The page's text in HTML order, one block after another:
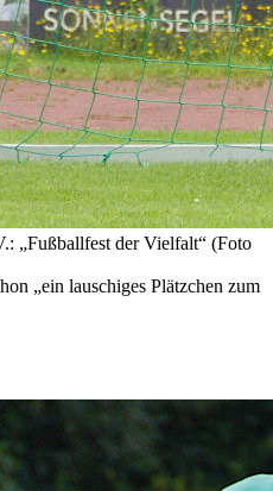
„Fußballfest der Vielfalt“ (Foto
„ein lauschiges Plätzchen zum